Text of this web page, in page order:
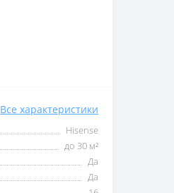
Все характеристики
Hisense
до 30 м²
Да
Да